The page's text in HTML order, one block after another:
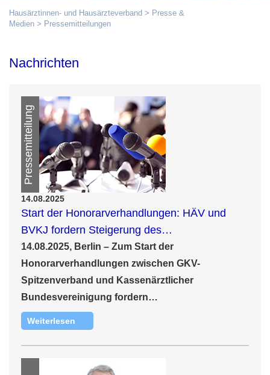
Hausärztinnen- und Hausärzteverband > Presse &
Medien > Pressemitteilungen
Nachrichten
Pressemitteilung
14.08.2025
Start der Honorarverhandlungen: HÄV und
BVKJ fordern Steigerung des…
14.08.2025, Berlin – Zum Start der
Honorarverhandlungen zwischen GKV-
Spitzenverband und Kassenärztlicher
Bundesvereinigung fordern…
Weiterlesen